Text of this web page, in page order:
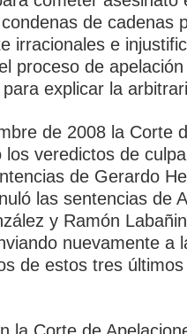
de cadenas
irracionales e
proceso de
explicar la
de 2008 la Corte
los veredictos de
de Gerardo
las sentencias de
y Ramón
nuevamente a
de estos tres